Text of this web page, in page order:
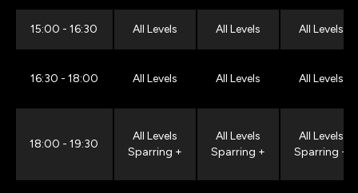
15:00 - 16:30 All Levels All Levels All Levels
16:30 - 18:00 All Levels All Levels All Levels
18:00 - 19:30
All Levels
Sparring +
All Levels
Sparring +
All Levels
Sparring +